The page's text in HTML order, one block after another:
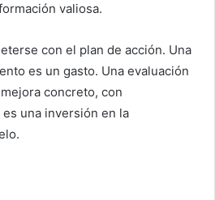
valiosa.
con el plan de acción. Una
es un gasto. Una evaluación
concreto, con
una inversión en la